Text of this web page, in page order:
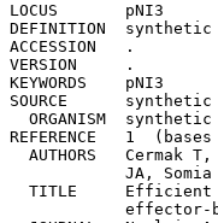
LOCUS       pNI3
DEFINITION
ACCESSION   .
VERSION     .
KEYWORDS    pNI3
SOURCE      synthetic
ORGANISM  synthetic
REFERENCE   1
AUTHORS   Cermak
JA,
TITLE